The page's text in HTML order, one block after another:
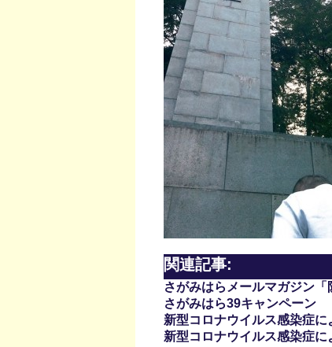
関連記事:
さがみはらメールマガジン「
さがみはら39キャンペーン
新型コロナウイルス感染症
新型コロナウイルス感染症